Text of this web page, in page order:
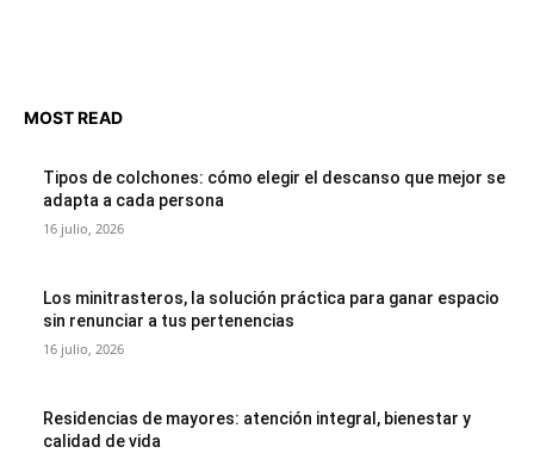
MOST READ
Tipos de colchones: cómo elegir el descanso que mejor se
adapta a cada persona
16 julio, 2026
Los minitrasteros, la solución práctica para ganar espacio
sin renunciar a tus pertenencias
16 julio, 2026
Residencias de mayores: atención integral, bienestar y
calidad de vida